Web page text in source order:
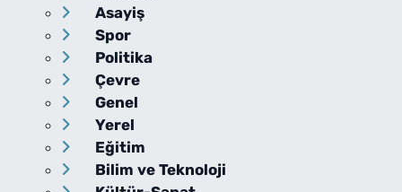
Asayiş
Spor
Politika
Çevre
Genel
Yerel
Eğitim
Bilim ve Teknoloji